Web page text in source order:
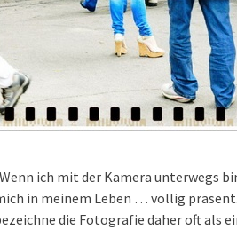
ich mit der Kamera unterwegs
in meinem Leben … völlig
die Fotografie daher oft als